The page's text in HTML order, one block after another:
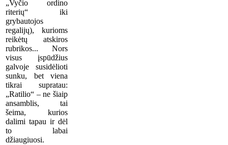
„Vyčio ordino
riterių“ iki
grybautojos
regalijų), kurioms
reikėtų atskiros
rubrikos... Nors
visus įspūdžius
galvoje susidėlioti
sunku, bet viena
tikrai supratau:
„Ratilio“ – ne šiaip
ansamblis, tai
šeima, kurios
dalimi tapau ir dėl
to labai
džiaugiuosi.